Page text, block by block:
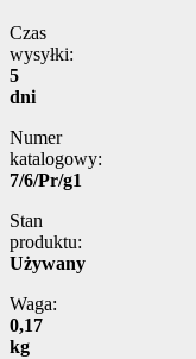
Czas
wysyłki:
5
dni
Numer
katalogowy:
7/6/Pr/g1
Stan
produktu:
Używany
Waga:
0,17
kg